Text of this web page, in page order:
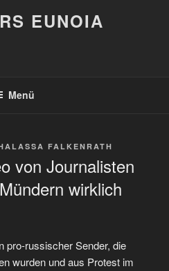
EUNOIA
Menü
FALKENRATH
von Journalisten
wirklich
pro-russischer Sender, die
wurden und aus Protest im